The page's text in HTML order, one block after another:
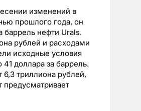
изменений в
прошлого года, он
баррель нефти Urals.
рублей и расходами
исходные условия
доллара за баррель.
триллиона рублей,